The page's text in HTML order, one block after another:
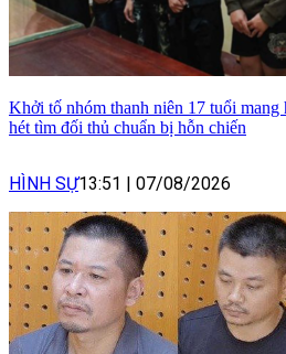
Khởi tố nhóm thanh niên 17 tuổi
hét tìm đối thủ chuẩn bị hỗn chiến
HÌNH SỰ13:51 | 07/08/2026